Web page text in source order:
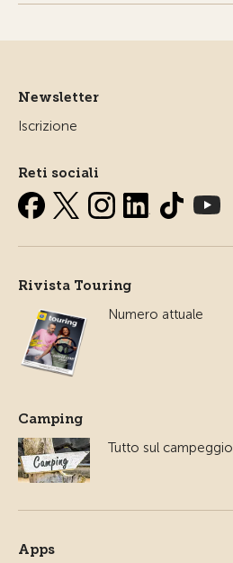
Newsletter
Iscrizione
Reti sociali
Rivista Touring
Numero attuale
Camping
Tutto sul campeggio
Apps